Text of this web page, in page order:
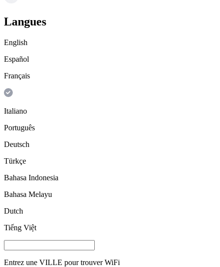
Langues
English
Español
Français
Italiano
Português
Deutsch
Türkçe
Bahasa Indonesia
Bahasa Melayu
Dutch
Tiếng Việt
Entrez une VILLE pour trouver WiFi